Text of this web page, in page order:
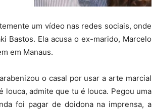
um vídeo nas redes sociais, onde
Bastos. Ela acusa o ex-marido, Marcelo
em Manaus.
o casal por usar a arte marcial
louca, admite que tu é louca. Pegou uma
foi pagar de doidona na imprensa, a